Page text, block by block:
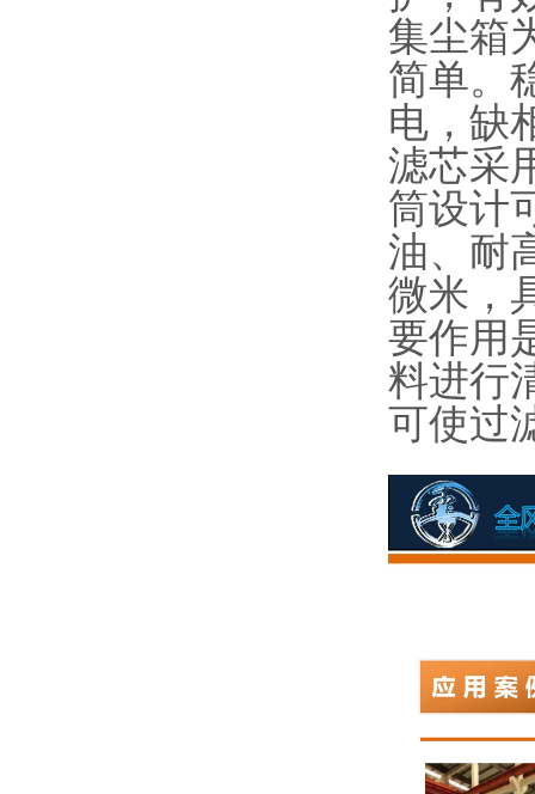
集尘箱
简单。
电，缺
滤芯采
筒设计
油、耐
微米，
要作用
料进行
可使过